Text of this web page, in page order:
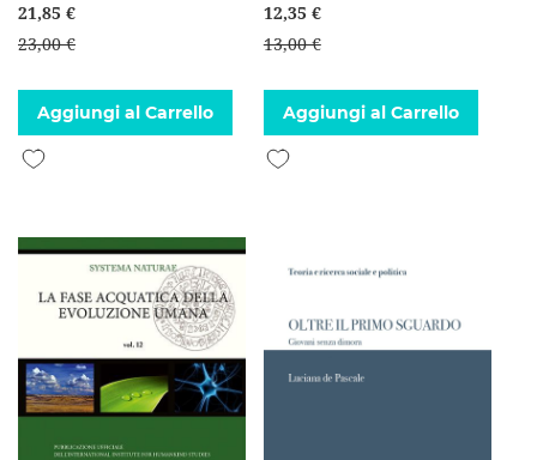
21,85 €
23,00 €
Aggiungi al Carrello
Aggiungi alla lista desideri
12,35 €
13,00 €
Aggiungi al Carrello
Aggiungi alla lista desideri